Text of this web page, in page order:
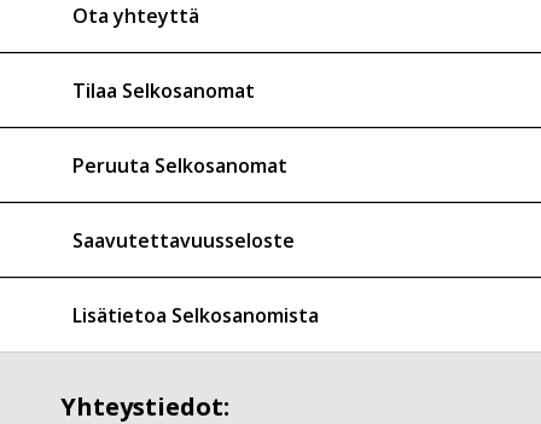
Ota yhteyttä
Tilaa Selkosanomat
Peruuta Selkosanomat
Saavutettavuusseloste
Lisätietoa Selkosanomista
Yhteystiedot: